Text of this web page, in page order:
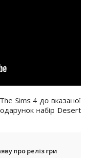
Sims 4 до вказаної
набір Desert
про реліз гри